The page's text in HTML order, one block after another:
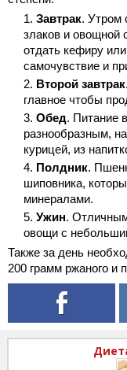
Завтрак. Утром
злаков и овощной
отдать кефиру
самочувствие и
Второй завтрак
главное чтобы
Обед. Питание
разнообразным,
курицей, из
Полдник.
шиповника,
минералами.
Ужин.
овощи с
Также за день
200 грамм ржаного и